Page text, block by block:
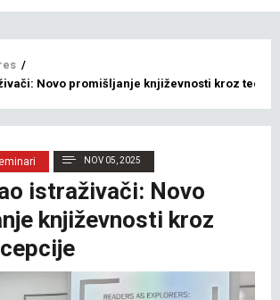
/
Novo promišljanje književnosti kroz
NOV 05, 2025
istraživači: Novo
književnosti kroz